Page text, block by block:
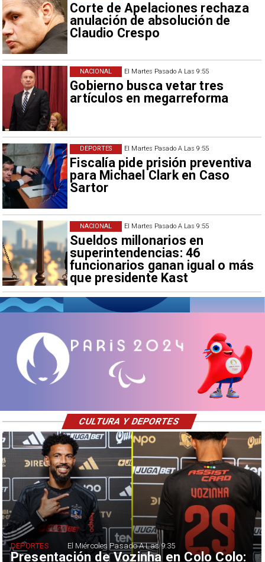
Corte de Apelaciones rechaza
anulación de absolución de
Claudio Crespo
El Martes Pasado A Las 9:55
Gobierno busca vetar tres
artículos en megarreforma
NACIONAL
El Martes Pasado A Las 9:55
Fiscalía pide prisión preventiva
para Michael Clark en Caso
Sartor
DEPORTES
El Martes Pasado A Las 9:55
Sueldos millonarios en
superintendencias: 46
funcionarios ganan igual o más
que presidente Kast
NACIONAL
Presentación de Vozinha en Colo Colo:
DEPORTES El Miércoles Pasado A Las 9:35
CULTURA Y DEPORTES